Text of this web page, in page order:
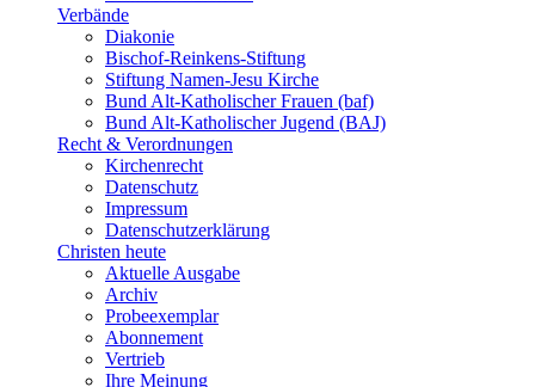
Verbände
Diakonie
Bischof-Reinkens-Stiftung
Stiftung Namen-Jesu Kirche
Bund Alt-Katholischer Frauen (baf)
Bund Alt-Katholischer Jugend (BAJ)
Recht & Verordnungen
Kirchenrecht
Datenschutz
Impressum
Datenschutzerklärung
Christen heute
Aktuelle Ausgabe
Archiv
Probeexemplar
Abonnement
Vertrieb
Ihre Meinung